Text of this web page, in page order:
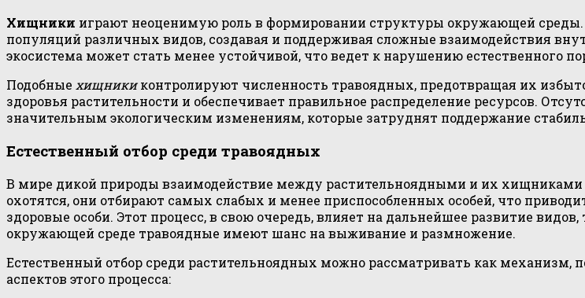
Хищники играют неоценимую роль в формировании структуры окружающей
популяций различных видов, создавая и поддерживая сложные взаимодействия
экосистема может стать менее устойчивой, что ведет к нарушению естественного
Подобные хищникиконтролируют численность травоядных, предотвращая их
здоровья растительности и обеспечивает правильное распределение ресурсов.
значительным экологическим изменениям, которые затруднят поддержание
Естественный отбор среди травоядных
В мире дикой природы взаимодействие между растительноядными и их
охотятся, они отбирают самых слабых и менее приспособленных особей, что
здоровые особи. Этот процесс, в свою очередь, влияет на дальнейшее развитие
окружающей среде травоядные имеют шанс на выживание и размножение.
Естественный отбор среди растительноядных можно рассматривать как механизм,
аспектов этого процесса: